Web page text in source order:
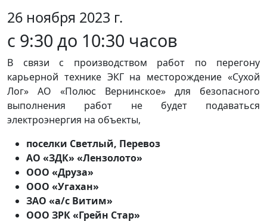
26 ноября 2023 г.
с 9:30 до 10:30 часов
В связи с производством работ по перегону
карьерной технике ЭКГ на месторождение «Сухой
Лог» АО «Полюс Вернинское» для безопасного
выполнения работ не будет подаваться
электроэнергия на объекты,
поселки Светлый, Перевоз
АО «ЗДК» «Лензолото»
ООО «Друза»
ООО «Угахан»
ЗАО «а/с Витим»
ООО ЗРК «Грейн Стар»